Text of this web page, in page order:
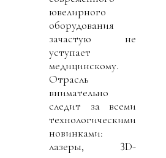
ювелирного
оборудования
зачастую не
уступает
медицинскому.
Отрасль
внимательно
следит за всеми
технологическими
новинками:
лазеры, 3D-